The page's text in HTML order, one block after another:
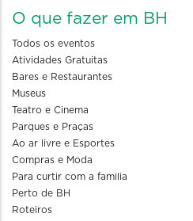
O que fazer em BH
Todos os eventos
Atividades Gratuitas
Bares e Restaurantes
Museus
Teatro e Cinema
Parques e Praças
Ao ar livre e Esportes
Compras e Moda
Para curtir com a familia
Perto de BH
Roteiros